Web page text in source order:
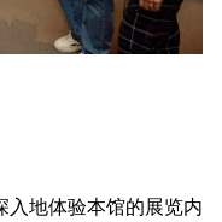
入地体验本馆的展览内